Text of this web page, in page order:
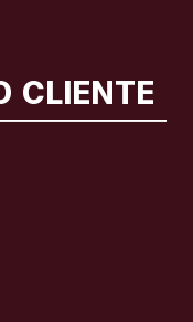
CLIENTE